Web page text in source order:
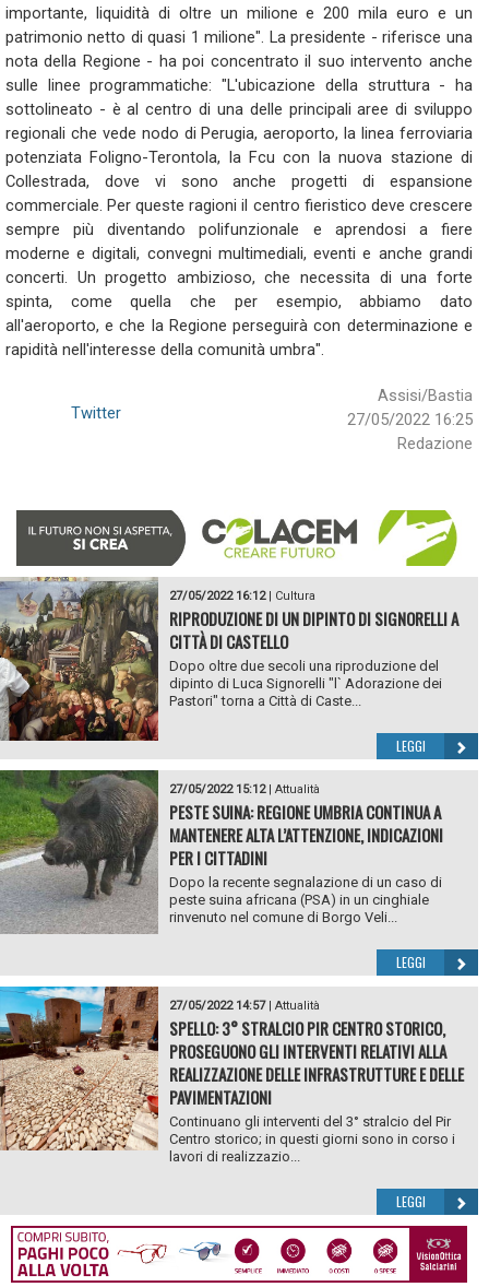
importante, liquidità di oltre un milione e 200 mila euro e un
patrimonio netto di quasi 1 milione". La presidente - riferisce una
nota della Regione - ha poi concentrato il suo intervento anche
sulle linee programmatiche: "L'ubicazione della struttura - ha
sottolineato - è al centro di una delle principali aree di sviluppo
regionali che vede nodo di Perugia, aeroporto, la linea ferroviaria
potenziata Foligno-Terontola, la Fcu con la nuova stazione di
Collestrada, dove vi sono anche progetti di espansione
commerciale. Per queste ragioni il centro fieristico deve crescere
sempre più diventando polifunzionale e aprendosi a fiere
moderne e digitali, convegni multimediali, eventi e anche grandi
concerti. Un progetto ambizioso, che necessita di una forte
spinta, come quella che per esempio, abbiamo dato
all'aeroporto, e che la Regione perseguirà con determinazione e
rapidità nell'interesse della comunità umbra".
Assisi/Bastia
27/05/2022 16:25
Redazione
Twitter
27/05/2022 16:12| Cultura
RIPRODUZIONE DI UN DIPINTO DI SIGNORELLI A
CITTÀ DI CASTELLO
Dopo oltre due secoli una riproduzione del
dipinto di Luca Signorelli "l` Adorazione dei
Pastori" torna a Città di Caste...
LEGGI
27/05/2022 15:12| Attualità
PESTE SUINA: REGIONE UMBRIA CONTINUA A
MANTENERE ALTA L’ATTENZIONE, INDICAZIONI
PER I CITTADINI
Dopo la recente segnalazione di un caso di
peste suina africana (PSA) in un cinghiale
rinvenuto nel comune di Borgo Veli...
LEGGI
27/05/2022 14:57| Attualità
SPELLO: 3° STRALCIO PIR CENTRO STORICO,
PROSEGUONO GLI INTERVENTI RELATIVI ALLA
REALIZZAZIONE DELLE INFRASTRUTTURE E DELLE
PAVIMENTAZIONI
Continuano gli interventi del 3° stralcio del Pir
Centro storico; in questi giorni sono in corso i
lavori di realizzazio...
LEGGI